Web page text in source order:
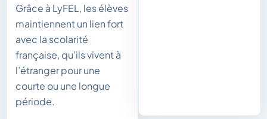
Grâce à LyFEL, les élèves
maintiennent un lien fort
avec la scolarité
française, qu’ils vivent à
l’étranger pour une
courte ou une longue
période.